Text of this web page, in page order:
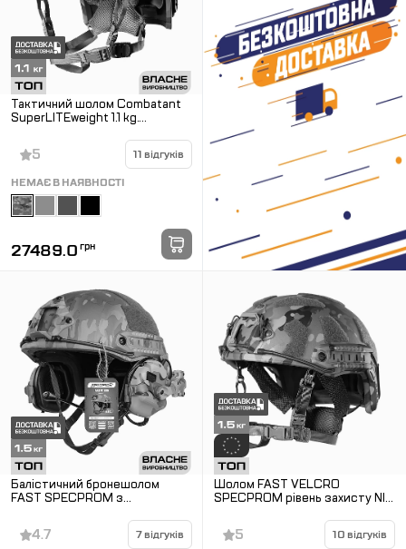
Тактичний шолом Combatant
SuperLITEweight 1.1 kg.
5 11 відгуків
НЕМАЄ В НАЯВНОСТІ
27489.0 грн
Балістичний бронешолом
FAST SPECPROM з
Мультикам
4.7 7 відгуків
Шолом FAST VELCRO
SPECPROM рівень захисту NIJ
5 10 відгуків